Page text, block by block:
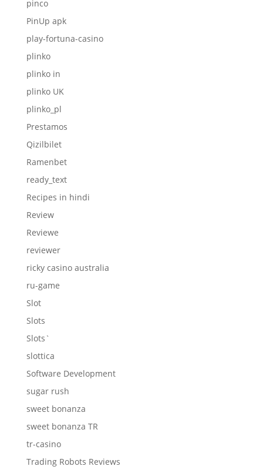
pinco
PinUp apk
play-fortuna-casino
plinko
plinko in
plinko UK
plinko_pl
Prestamos
Qizilbilet
Ramenbet
ready_text
Recipes in hindi
Review
Reviewe
reviewer
ricky casino australia
ru-game
Slot
Slots
Slots`
slottica
Software Development
sugar rush
sweet bonanza
sweet bonanza TR
tr-casino
Trading Robots Reviews